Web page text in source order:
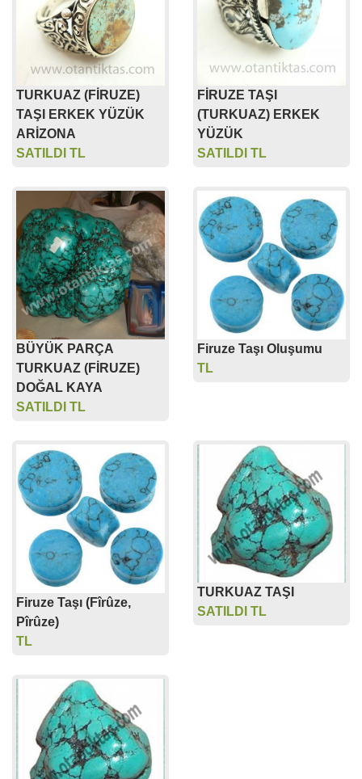
TURKUAZ (FİRUZE)
TAŞI ERKEK YÜZÜK
ARİZONA
SATILDI TL
FİRUZE TAŞI
(TURKUAZ) ERKEK
YÜZÜK
SATILDI TL
BÜYÜK PARÇA
TURKUAZ (FİRUZE)
DOĞAL KAYA
SATILDI TL
Firuze Taşı Oluşumu
TL
Firuze Taşı (Fîrûze,
Pîrûze)
TL
TURKUAZ TAŞI
SATILDI TL